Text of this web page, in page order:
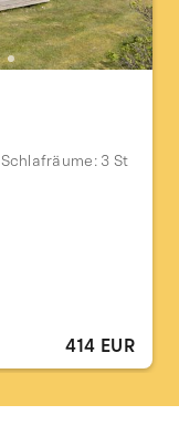
Schlafräume: 3 St
414 EUR